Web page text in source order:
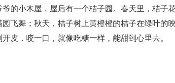
的小木屋，屋后有一个桔子园。春天里，桔子花
飞舞；秋天，桔子树上黄橙橙的桔子在绿叶的
皮，咬一口，就像吃糖一样，能甜到心里去。